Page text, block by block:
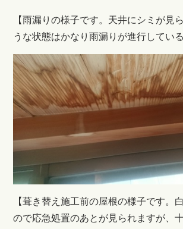
【雨漏りの様子です。天井にシミが見
うな状態はかなり雨漏りが進行してい
【葺き替え施工前の屋根の様子です。
ので応急処置のあとが見られますが、